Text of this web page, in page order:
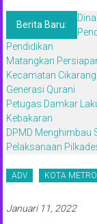
Dan
Tegas
Berita Baru:
Pendidikan
Matangkan
Kecamatan
Generasi Qurani
Petugas Damkar
Kebakaran
DPMD Menghimbau
Pelaksanaan
ADV KOTA METRO
Januari 11, 2022